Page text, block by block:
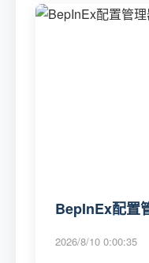
BepInEx配置
2026/8/10 0:00:35